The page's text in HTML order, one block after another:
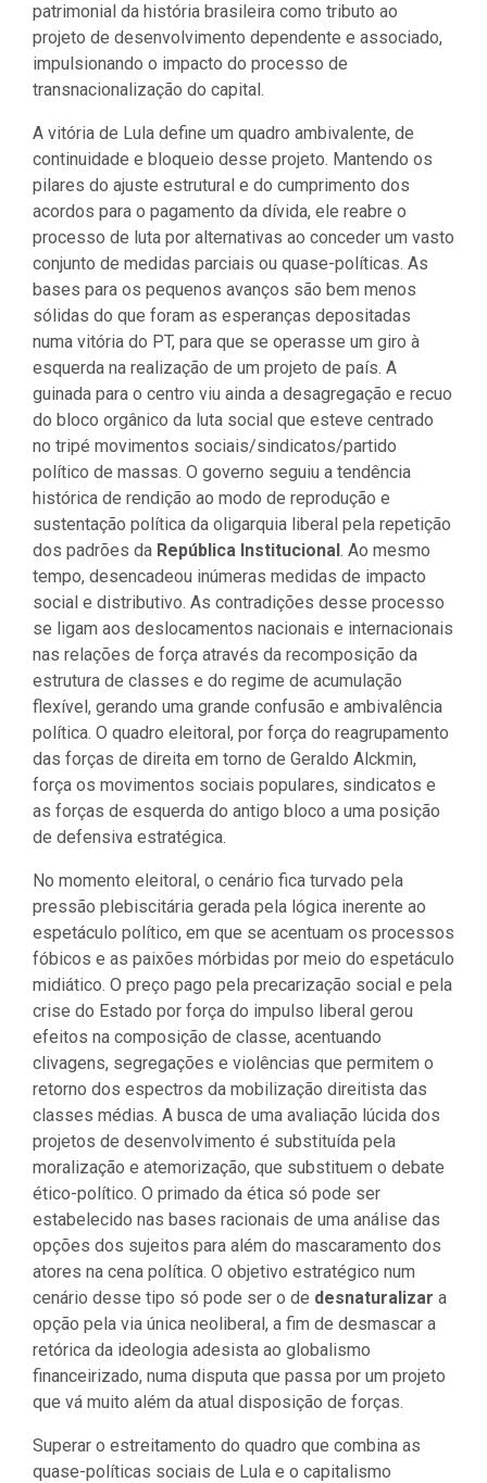
patrimonial da história brasileira como tributo ao
projeto de desenvolvimento dependente e associado,
impulsionando o impacto do processo de
transnacionalização do capital.
A vitória de Lula define um quadro ambivalente, de
continuidade e bloqueio desse projeto. Mantendo os
pilares do ajuste estrutural e do cumprimento dos
acordos para o pagamento da dívida, ele reabre o
processo de luta por alternativas ao conceder um vasto
conjunto de medidas parciais ou quase-políticas. As
bases para os pequenos avanços são bem menos
sólidas do que foram as esperanças depositadas
numa vitória do PT, para que se operasse um giro à
esquerda na realização de um projeto de país. A
guinada para o centro viu ainda a desagregação e recuo
do bloco orgânico da luta social que esteve centrado
no tripé movimentos sociais/sindicatos/partido
político de massas. O governo seguiu a tendência
histórica de rendição ao modo de reprodução e
sustentação política da oligarquia liberal pela repetição
dos padrões da República Institucional. Ao mesmo
tempo, desencadeou inúmeras medidas de impacto
social e distributivo. As contradições desse processo
se ligam aos deslocamentos nacionais e internacionais
nas relações de força através da recomposição da
estrutura de classes e do regime de acumulação
flexível, gerando uma grande confusão e ambivalência
política. O quadro eleitoral, por força do reagrupamento
das forças de direita em torno de Geraldo Alckmin,
força os movimentos sociais populares, sindicatos e
as forças de esquerda do antigo bloco a uma posição
de defensiva estratégica.
No momento eleitoral, o cenário fica turvado pela
pressão plebiscitária gerada pela lógica inerente ao
espetáculo político, em que se acentuam os processos
fóbicos e as paixões mórbidas por meio do espetáculo
midiático. O preço pago pela precarização social e pela
crise do Estado por força do impulso liberal gerou
efeitos na composição de classe, acentuando
clivagens, segregações e violências que permitem o
retorno dos espectros da mobilização direitista das
classes médias. A busca de uma avaliação lúcida dos
projetos de desenvolvimento é substituída pela
moralização e atemorização, que substituem o debate
ético-político. O primado da ética só pode ser
estabelecido nas bases racionais de uma análise das
opções dos sujeitos para além do mascaramento dos
atores na cena política. O objetivo estratégico num
cenário desse tipo só pode ser o de desnaturalizar a
opção pela via única neoliberal, a fim de desmascar a
retórica da ideologia adesista ao globalismo
financeirizado, numa disputa que passa por um projeto
que vá muito além da atual disposição de forças.
Superar o estreitamento do quadro que combina as
quase-políticas sociais de Lula e o capitalismo